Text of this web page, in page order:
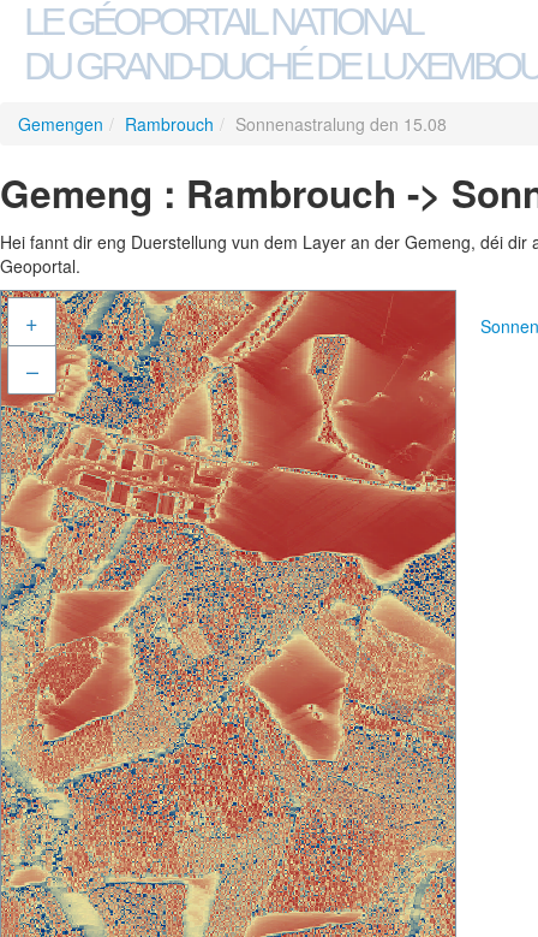
LE GÉOPORTAIL NATIONAL
DU GRAND-DUCHÉ DE
Gemengen / Rambrouch / Sonnenastralung den 15.08
Gemeng : Rambrouch ->
Hei fannt dir eng Duerstellung vun dem Layer an der Gemeng, déi
Geoportal.
+
–